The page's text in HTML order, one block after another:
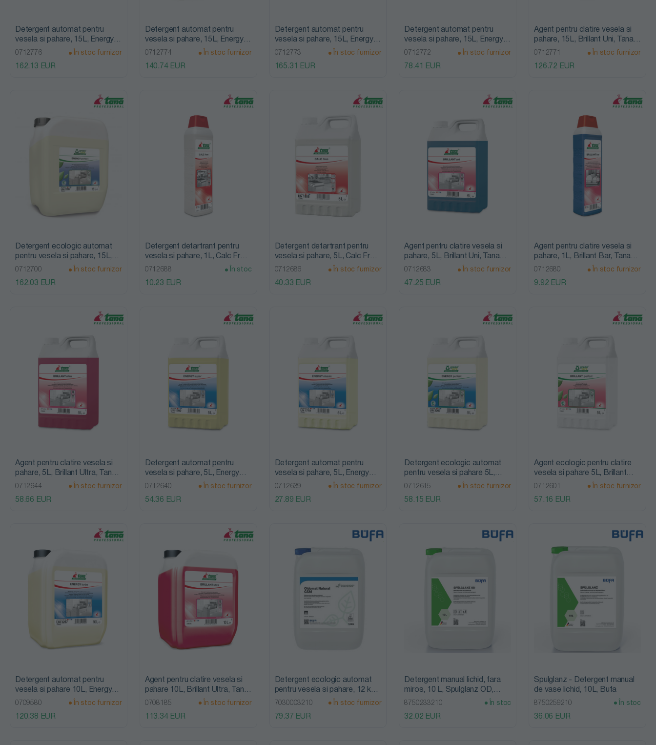
Detergenți
rufe colorate
și delicate
Detergenți
automați și
Neutralizatori
Odorizanți
ambient,
eliminat pete
locale textile
Detergent automat pentru
vesela si pahare, 15L, Energy
Super, Tana Professional
0712776 În stoc furnizor
162.13 EUR
Detergent automat pentru
vesela si pahare, 15L, Energy
Uni, Tana Professional
0712774 În stoc furnizor
140.74 EUR
Detergent automat pentru
vesela si pahare, 15L, Energy
Ultra, Tana Professional
0712773 În stoc furnizor
165.31 EUR
Detergent automat pentru
vesela si pahare, 15L, Energy
Classic, Tana Professional
0712772 În stoc furnizor
78.41 EUR
Agent pentru clatire vesela si
pahare, 15L, Brillant Uni, Tana
Professional
0712771 În stoc furnizor
126.72 EUR
Detergent ecologic automat
pentru vesela si pahare, 15L,
Energy Perfect, Tana
0712700 În stoc furnizor
162.03 EUR
Detergent detartrant pentru
vesela si pahare, 1L, Calc Free,
Tana Professional
0712688 În stoc
10.23 EUR
Detergent detartrant pentru
vesela si pahare, 5L, Calc Free,
Tana Professional
0712686 În stoc furnizor
40.33 EUR
Agent pentru clatire vesela si
pahare, 5L, Brillant Uni, Tana
Professional
0712683 În stoc furnizor
47.25 EUR
Agent pentru clatire vesela si
pahare, 1L, Brillant Bar, Tana
Professional
0712680 În stoc furnizor
9.92 EUR
Agent pentru clatire vesela si
pahare, 5L, Brillant Ultra, Tana
Professional
0712644 În stoc furnizor
58.66 EUR
Detergent automat pentru
vesela si pahare, 5L, Energy
Super, Tana Professional
0712640 În stoc furnizor
54.36 EUR
Detergent automat pentru
vesela si pahare, 5L, Energy
Classic, Tana Professional
0712639 În stoc furnizor
27.89 EUR
Detergent ecologic automat
pentru vesela si pahare 5L,
Energy Perfect, Tana
0712615 În stoc furnizor
58.15 EUR
Agent ecologic pentru clatire
vesela si pahare 5L, Brillant
Perfect, Tana Professional
0712601 În stoc furnizor
57.16 EUR
Detergent automat pentru
vesela si pahare 10L, Energy
Turbo, Tana Professional
0709580 În stoc furnizor
120.38 EUR
Agent pentru clatire vesela si
pahare 10L, Brillant Ultra, Tana
Professional
0708185 În stoc furnizor
113.34 EUR
Detergent ecologic automat
pentru vesela si pahare, 12 kg,
Oldomat Natural GSM, Bufa
7030003210 În stoc furnizor
79.37 EUR
Detergent manual lichid, fara
miros, 10 L, Spulglanz OD,
Bufa
8750233210 În stoc
32.02 EUR
Spulglanz - Detergent manual
de vase lichid, 10L, Bufa
8750259210 În stoc
36.06 EUR